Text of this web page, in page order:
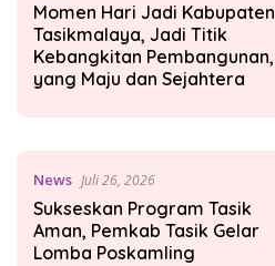
Momen Hari Jadi Kabupaten
Tasikmalaya, Jadi Titik
Kebangkitan Pembangunan,
yang Maju dan Sejahtera
News Juli 26, 2026
Sukseskan Program Tasik
Aman, Pemkab Tasik Gelar
Lomba Poskamling